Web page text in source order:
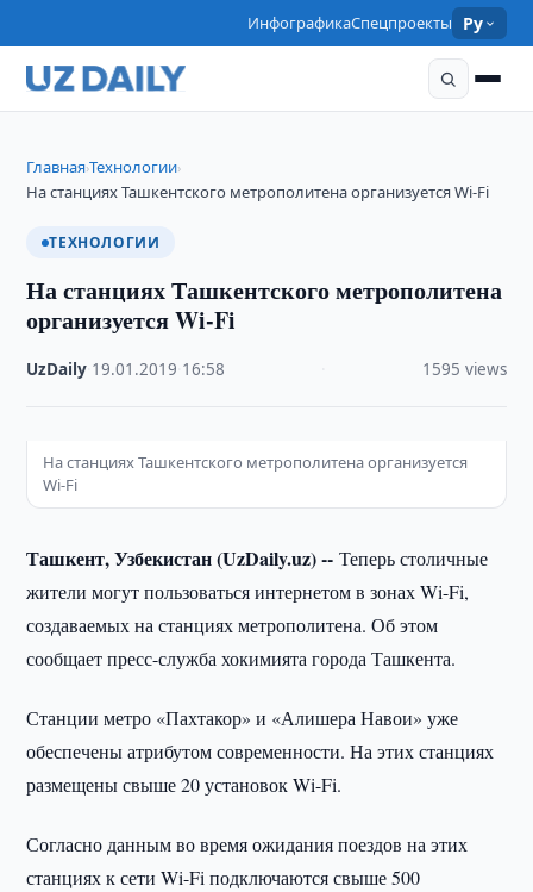
ИнфографикаСпецпроекты Ру
Главная›Технологии›
На станциях Ташкентского метрополитена организуется Wi-Fi
ТЕХНОЛОГИИ
На станциях Ташкентского метрополитена
организуется Wi-Fi
UzDaily 19.01.2019 16:58 1595 views
На станциях Ташкентского метрополитена организуется
Wi-Fi
Ташкент, Узбекистан (UzDaily.uz) --Теперь столичные
жители могут пользоваться интернетом в зонах Wi-Fi,
создаваемых на станциях метрополитена. Об этом
сообщает пресс-служба хокимията города Ташкента.
Станции метро «Пахтакор» и «Алишера Навои» уже
обеспечены атрибутом современности. На этих станциях
размещены свыше 20 установок Wi-Fi.
Согласно данным во время ожидания поездов на этих
станциях к сети Wi-Fi подключаются свыше 500